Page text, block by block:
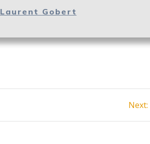
Laurent Gobert
Next: